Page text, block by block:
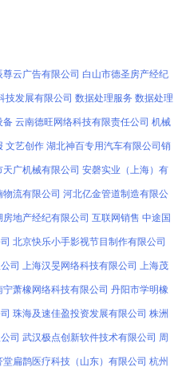
尊云广告有限公司 白山市德圣房产经纪
技发展有限公司 数据处理服务 数据处理
备 云南德旺网络科技有限责任公司 机械
文艺创作 湖北神百专用汽车有限公司销
天广机械有限公司 安磬实业（上海）有
流有限公司 河北亿金管道制造有限公
地产经纪有限公司 互联网销售 中途国
北京快乐小手影视节目制作有限公司
司 上海汉旻网络科技有限公司 上海茂
宁萧橡网络科技有限公司 丹阳市学明橡
珠海及速佳盈投资发展有限公司 株洲
司 武汉极点创新软件技术有限公司 周
堂扁鹊医疗科技（山东）有限公司 杭州